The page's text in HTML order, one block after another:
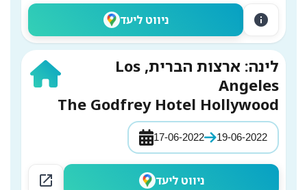
ניווט ליעד info
לינה: ארצות הברית, Los
Angeles
The Godfrey Hotel Hollywood
17-06-2022 19-06-2022
open_in_new ניווט ליעד